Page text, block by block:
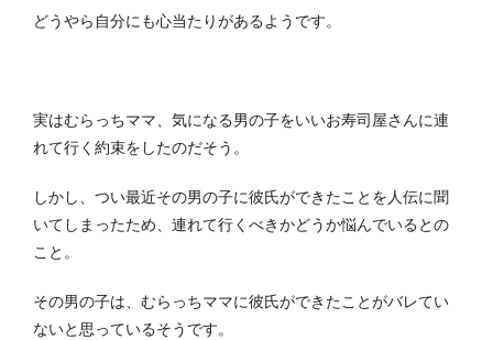
どうやら自分にも心当たりがあるようです。
実はむらっちママ、気になる男の子をいいお寿司屋さんに連
れて行く約束をしたのだそう。
しかし、つい最近その男の子に彼氏ができたことを人伝に聞
いてしまったため、連れて行くべきかどうか悩んでいるとの
こと。
その男の子は、むらっちママに彼氏ができたことがバレてい
ないと思っているそうです。